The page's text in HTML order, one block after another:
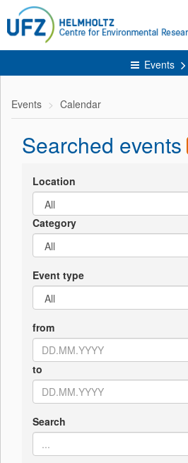
Events
Events Calendar
Searched events
Location
Category
Event type
from
to
Search